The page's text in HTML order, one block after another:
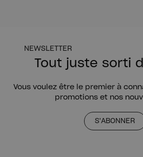
NEWSLETTER
Tout juste sorti
Vous voulez être le premier à
promotions et nos
S'ABONNER